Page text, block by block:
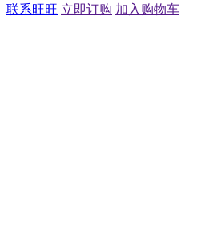
联系旺旺 立即订购 加入购物车